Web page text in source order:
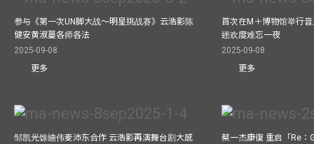
参与《第一次UN脚大战～明星挑战赛》云浩影陈
健安黄淑蔓各师各法
2025-09-08
更多
首次在M＋博物馆举行
迷欢度难忘一夜
2025-09-08
更多
邹凯光馀迪伟麦沛东合作 云浩影再演舞台剧大感
蔡一杰康復 重启「Re：